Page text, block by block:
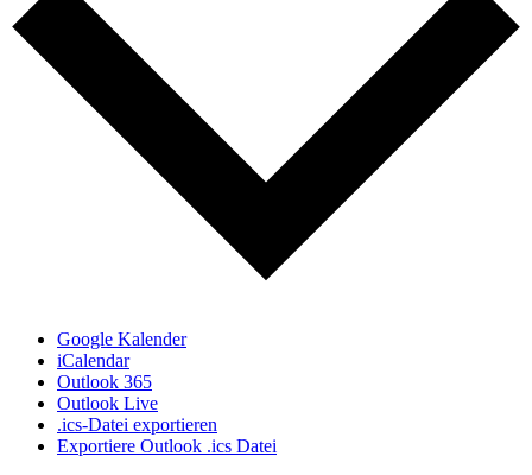
Google Kalender
iCalendar
Outlook 365
Outlook Live
.ics-Datei exportieren
Exportiere Outlook .ics Datei